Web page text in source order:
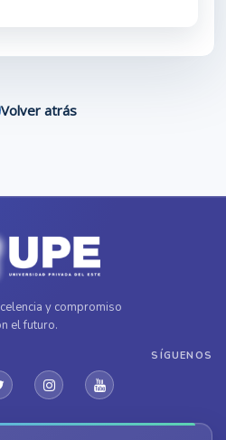
Volver atrás
y compromiso
el futuro.
SÍGUENOS